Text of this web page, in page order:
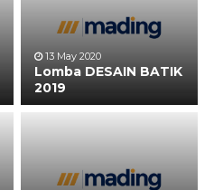
13 May 2020
Lomba DESAIN BATIK
2019